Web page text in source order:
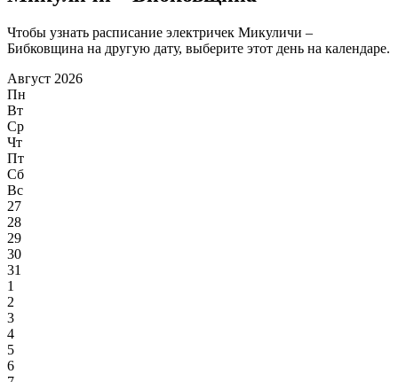
Чтобы узнать расписание электричек Микуличи –
Бибковщина на другую дату, выберите этот день на календаре.
Август 2026
Пн
Вт
Ср
Чт
Пт
Сб
Вс
27
28
29
30
31
1
2
3
4
5
6